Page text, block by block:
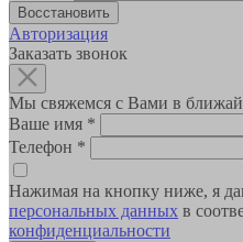
Авторизация
Заказать звонок
Мы свяжемся с Вами в
Ваше имя *
Телефон *
Нажимая на кнопку ниже, я
персональных данных в
конфиденциальности